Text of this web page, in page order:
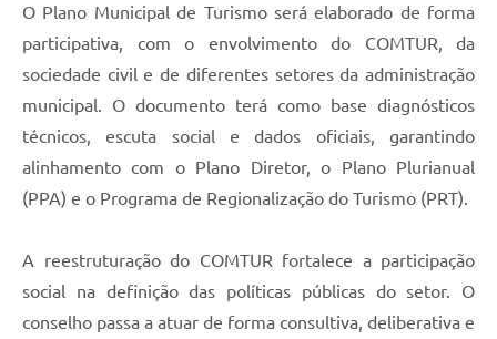
O Plano Municipal de Turismo será elaborado de forma
participativa, com o envolvimento do COMTUR, da
sociedade civil e de diferentes setores da administração
municipal. O documento terá como base diagnósticos
técnicos, escuta social e dados oficiais, garantindo
alinhamento com o Plano Diretor, o Plano Plurianual
(PPA) e o Programa de Regionalização do Turismo (PRT).
A reestruturação do COMTUR fortalece a participação
social na definição das políticas públicas do setor. O
conselho passa a atuar de forma consultiva, deliberativa e